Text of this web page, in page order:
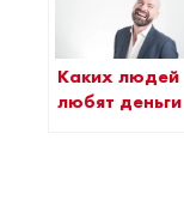
Каких людей
любят деньги